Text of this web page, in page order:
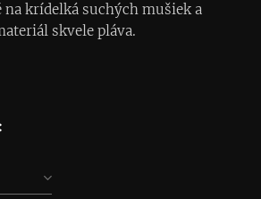
na krídelká suchých mušiek a
skvele pláva.